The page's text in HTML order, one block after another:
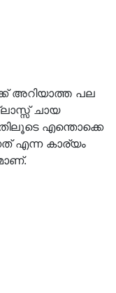
അറിയാത്ത പല
ചായ
എന്തൊക്കെ
എന്ന കാര്യം